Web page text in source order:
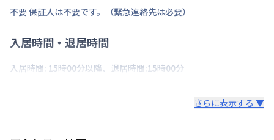
不要 保証人は不要です。（緊急連絡先は必要）
入居時間・退居時間
入居時間: 15時00分以降、退居時間:15時00分
さらに表示する ▼